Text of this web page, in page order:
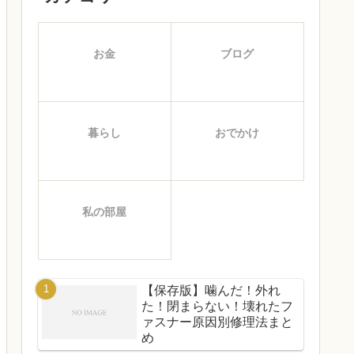
お金 ブログ
暮らし おでかけ
私の部屋
【保存版】噛んだ！外れ
た！閉まらない！壊れたフ
ァスナー原因別修理法まと
め